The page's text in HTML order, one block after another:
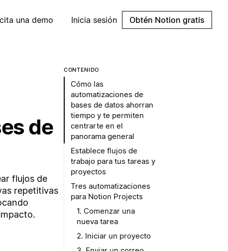
una demo Inicia sesión Obtén Notion gratis
de
flujos de
repetitivas
CONTENIDO
Cómo las
automatizaciones de
bases de datos ahorran
tiempo y te permiten
centrarte en el
panorama general
Establece flujos de
trabajo para tus tareas y
proyectos
Tres automatizaciones
para Notion Projects
1. Comenzar una
nueva tarea
2. Iniciar un proyecto